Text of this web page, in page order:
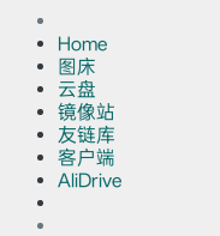
Home
图床
云盘
镜像站
友链库
客户端
AliDrive